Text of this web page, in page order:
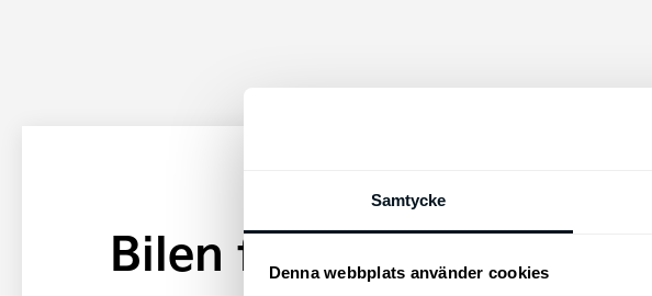
Samtycke
Denna webbplats använder cookies
Bilen finns i Göteborg